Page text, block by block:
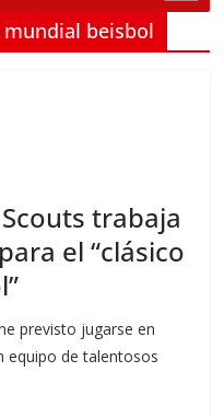
beisbol
trabaja
el “clásico
previsto jugarse en
equipo de talentosos